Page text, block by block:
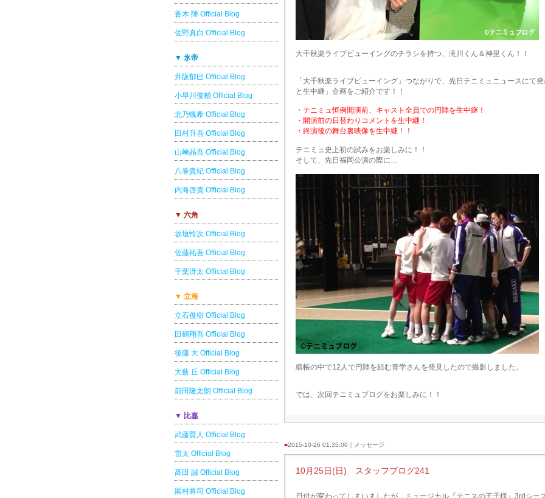
蒼木 陣 Official Blog
佐野真白 Official Blog
▼ 氷帝
井阪郁巳 Official Blog
小早川俊輔 Official Blog
北乃颯希 Official Blog
田村升吾 Official Blog
山﨑晶吾 Official Blog
八巻貴紀 Official Blog
内海啓貴 Official Blog
▼ 六角
坂垣怜次 Official Blog
佐藤祐吾 Official Blog
千葉冴太 Official Blog
▼ 立海
立石俊樹 Official Blog
田鶴翔吾 Official Blog
後藤 大 Official Blog
大薮 丘 Official Blog
前田隆太朗 Official Blog
▼ 比嘉
武藤賢人 Official Blog
雷太 Official Blog
高田 誠 Official Blog
園村将司 Official Blog
大千秋楽ライブビューイングのチラシを持つ、滝川くん＆神里くん！！
「大千秋楽ライブビューイング」つながりで、先日テニミュニュースにて
と生中継」企画をご紹介です！！
・テニミュ恒例開演前、キャスト全員での円陣を生中継！
・開演前の日替わりコメントを生中継！
・終演後の舞台裏映像を生中継！！
テニミュ史上初の試みをお楽しみに！！
そして、先日福岡公演の際に…
緞帳の中で12人で円陣を組む青学さんを発見したので撮影しました。
では、次回テニミュブログをお楽しみに！！
■2015-10-26 01:35:00｜メッセージ
10月25日(日) スタッフブログ241
日付が変わってしまいましたが、ミュージカル『テニスの王子様』3rdシ